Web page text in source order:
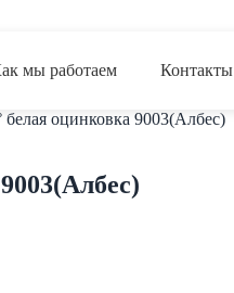
мы работаем Контакты
оцинковка 9003(Албес)